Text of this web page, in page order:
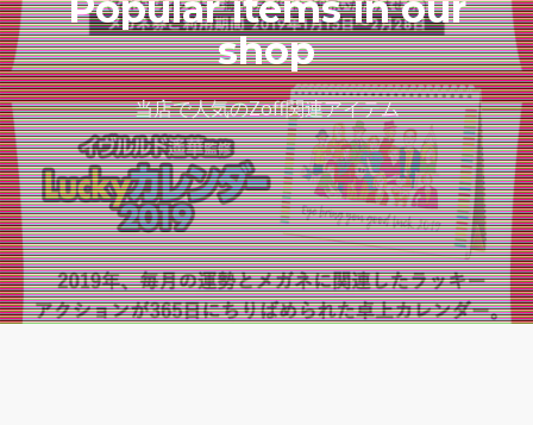
shop
当店で人気のZoff関連アイテム